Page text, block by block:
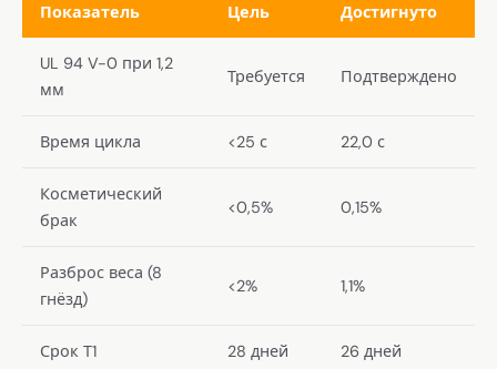
Показатель Цель Достигнуто
UL 94 V-0 при 1,2
мм
Требуется Подтверждено
Время цикла <25 с 22,0 с
Косметический
брак
<0,5% 0,15%
Разброс веса (8
гнёзд)
<2% 1,1%
Срок Т1 28 дней 26 дней